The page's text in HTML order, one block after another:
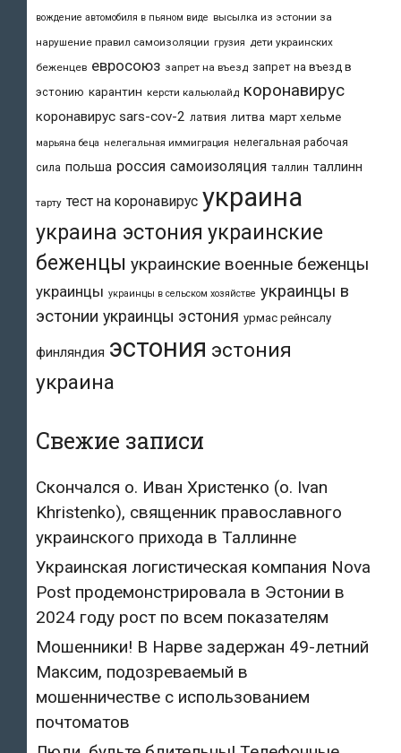
вождение автомобиля в пьяном виде высылка из эстонии за
нарушение правил самоизоляции грузия дети украинских
беженцев евросоюз запрет на въезд запрет на въезд в
эстонию карантин керсти кальюлайд коронавирус
коронавирус sars-cov-2 латвия литва март хельме
марьяна беца нелегальная иммиграция нелегальная рабочая
сила польша россия самоизоляция таллин таллинн
тарту тест на коронавирус украина
украина эстония украинские
беженцы украинские военные беженцы
украинцы украинцы в сельском хозяйстве украинцы в
эстонии украинцы эстония урмас рейнсалу
финляндия эстония эстония
украина
Свежие записи
Скончался о. Иван Христенко (о. Ivan
Khristenko), священник православного
украинского прихода в Таллинне
Украинская логистическая компания Nova
Post продемонстрировала в Эстонии в
2024 году рост по всем показателям
Мошенники! В Нарве задержан 49-летний
Максим, подозреваемый в
мошенничестве с использованием
почтоматов